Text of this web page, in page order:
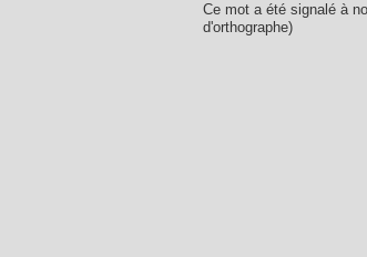
Ce mot a été signalé à
d'orthographe)